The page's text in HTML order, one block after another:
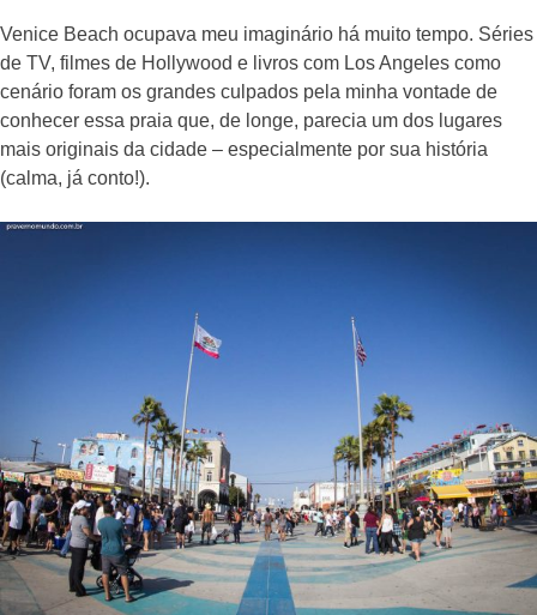
Venice Beach ocupava meu imaginário há muito tempo. Séries
de TV, filmes de Hollywood e livros com Los Angeles como
cenário foram os grandes culpados pela minha vontade de
conhecer essa praia que, de longe, parecia um dos lugares
mais originais da cidade – especialmente por sua história
(calma, já conto!).